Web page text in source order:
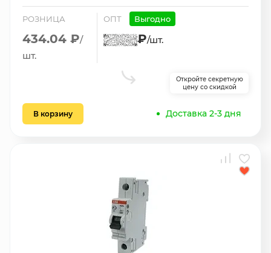
РОЗНИЦА
434.04 ₽/
шт.
ОПТ Выгодно
₽/шт.
Откройте секретную
цену со скидкой
В корзину Доставка 2-3 дня